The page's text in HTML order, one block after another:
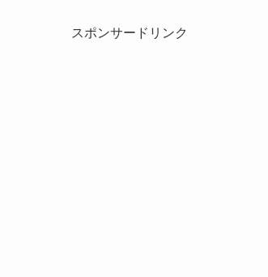
スポンサードリンク